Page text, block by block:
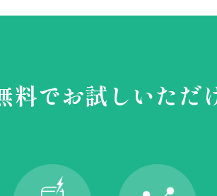
料でお試しいただ